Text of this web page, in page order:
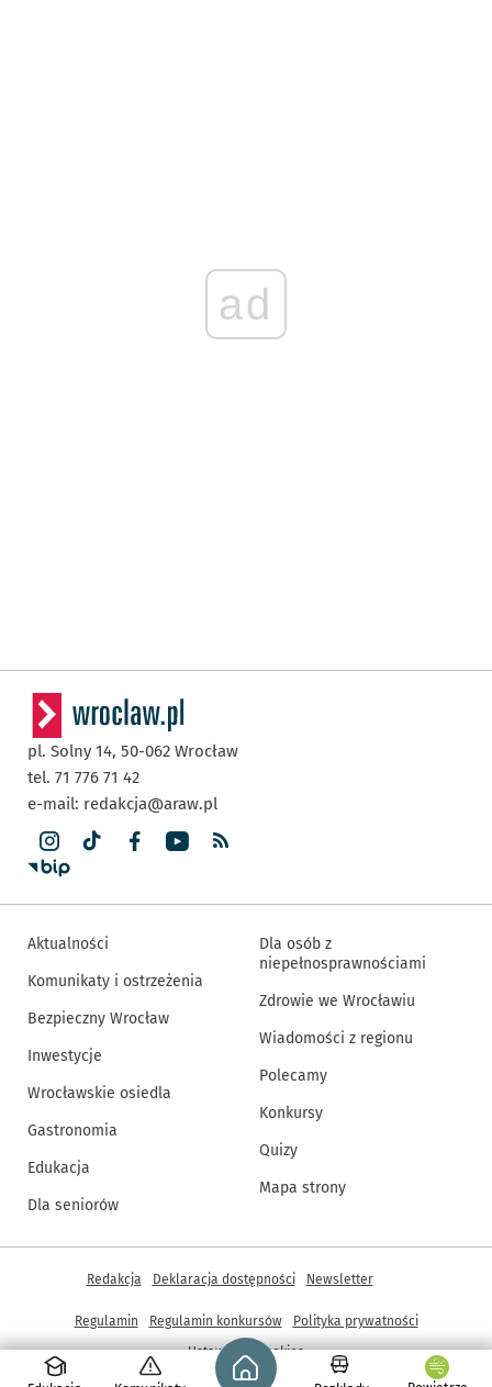
ad
Strona główna - wroclaw.pl
pl. Solny 14, 50-062 Wrocław
tel. 71 776 71 42
e-mail: redakcja@araw.pl
Aktualności
Komunikaty i ostrzeżenia
Bezpieczny Wrocław
Inwestycje
Wrocławskie osiedla
Gastronomia
Edukacja
Dla seniorów
Dla osób z
niepełnosprawnościami
Zdrowie we Wrocławiu
Wiadomości z regionu
Polecamy
Konkursy
Quizy
Mapa strony
Inne informacje
Redakcja Deklaracja dostępności Newsletter
Regulamin Regulamin konkursów
Polityka prywatności
Ustawienia cookies